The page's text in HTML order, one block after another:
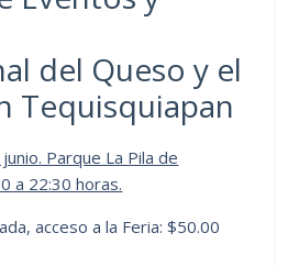
del Queso y el
Tequisquiapan
Parque La Pila de
a 22:30 horas.
acceso a la Feria: $50.00